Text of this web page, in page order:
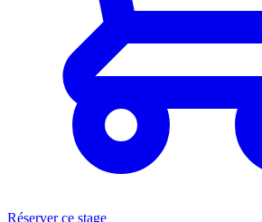
Réserver ce stage